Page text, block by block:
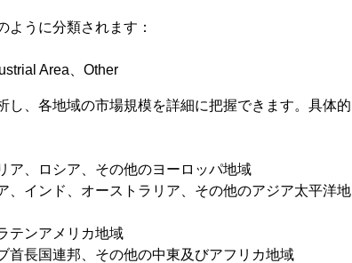
うに分類されます：
Area、Other
し、各地域の市場規模を詳細に把握できます。具体的
ア、ロシア、その他のヨーロッパ地域
インド、オーストラリア、その他のアジア太平洋地
テンアメリカ地域
首長国連邦、その他の中東及びアフリカ地域